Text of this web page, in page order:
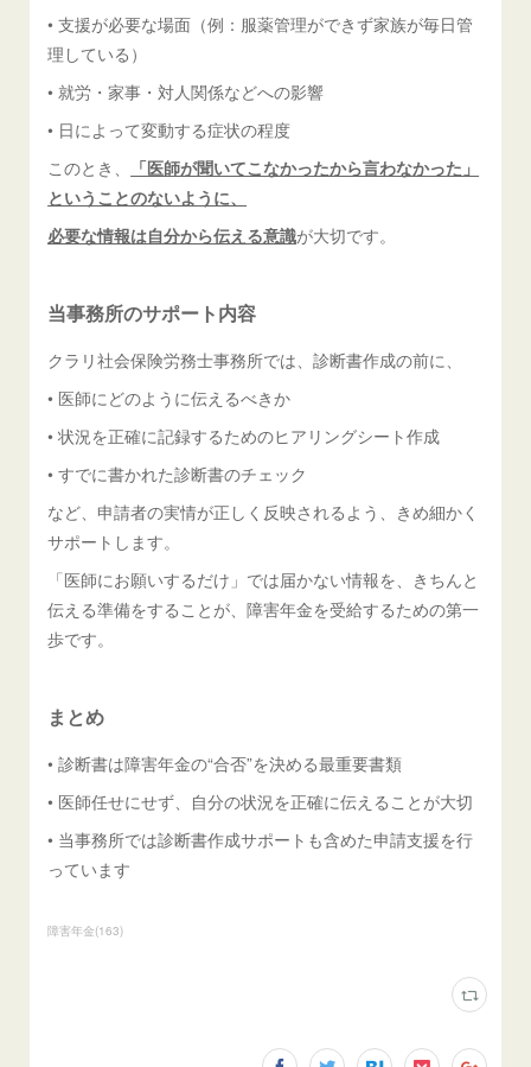
• 支援が必要な場面（例：服薬管理ができず家族が毎日管
理している）
• 就労・家事・対人関係などへの影響
• 日によって変動する症状の程度
このとき、
「医師が聞いてこなかったから言わなかった」
ということのないように、
必要な情報は自分から伝える意識が大切です。
当事務所のサポート内容
クラリ社会保険労務士事務所では、診断書作成の前に、
• 医師にどのように伝えるべきか
• 状況を正確に記録するためのヒアリングシート作成
• すでに書かれた診断書のチェック
など、申請者の実情が正しく反映されるよう、きめ細かく
サポートします。
「医師にお願いするだけ」では届かない情報を、きちんと
伝える準備をすることが、障害年金を受給するための第一
歩です。
まとめ
• 診断書は障害年金の“合否”を決める最重要書類
• 医師任せにせず、自分の状況を正確に伝えることが大切
• 当事務所では診断書作成サポートも含めた申請支援を行
っています
障害年金(163)